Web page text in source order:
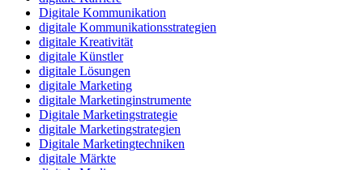
Digitale Kommunikation
digitale Kommunikationsstrategien
digitale Kreativität
digitale Künstler
digitale Lösungen
digitale Marketing
digitale Marketinginstrumente
Digitale Marketingstrategie
digitale Marketingstrategien
Digitale Marketingtechniken
digitale Märkte